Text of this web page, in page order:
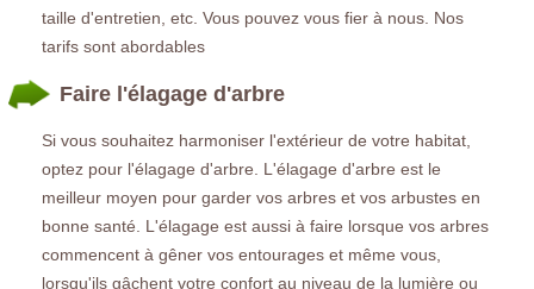
taille d'entretien, etc. Vous pouvez vous fier à nous. Nos
tarifs sont abordables
Faire l'élagage d'arbre
Si vous souhaitez harmoniser l'extérieur de votre habitat,
optez pour l'élagage d'arbre. L'élagage d'arbre est le
meilleur moyen pour garder vos arbres et vos arbustes en
bonne santé. L'élagage est aussi à faire lorsque vos arbres
commencent à gêner vos entourages et même vous,
lorsqu'ils gâchent votre confort au niveau de la lumière ou